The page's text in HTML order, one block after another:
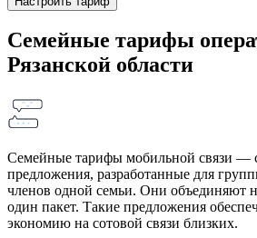
Семейные тарифы
Рязанской области
Семейные тарифы мобильной связи —
предложения, разработанные для
членов одной семьи. Они объединяют
один пакет. Такие предложения
экономию на сотовой связи близких.